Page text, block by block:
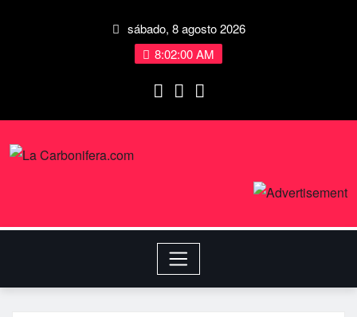
sábado, 8 agosto 2026
8:02:00 AM